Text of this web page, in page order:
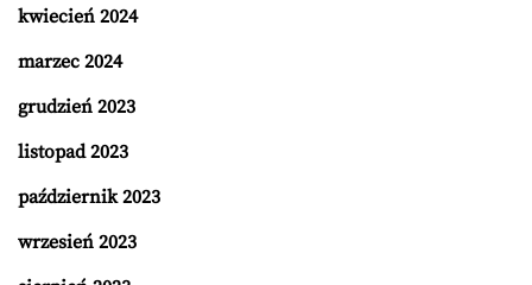
kwiecień 2024
marzec 2024
grudzień 2023
listopad 2023
październik 2023
wrzesień 2023